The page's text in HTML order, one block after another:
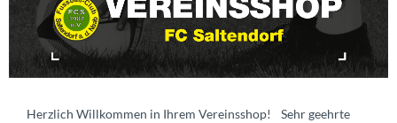
Herzlich Willkommen in Ihrem Vereinsshop! Sehr geehrte